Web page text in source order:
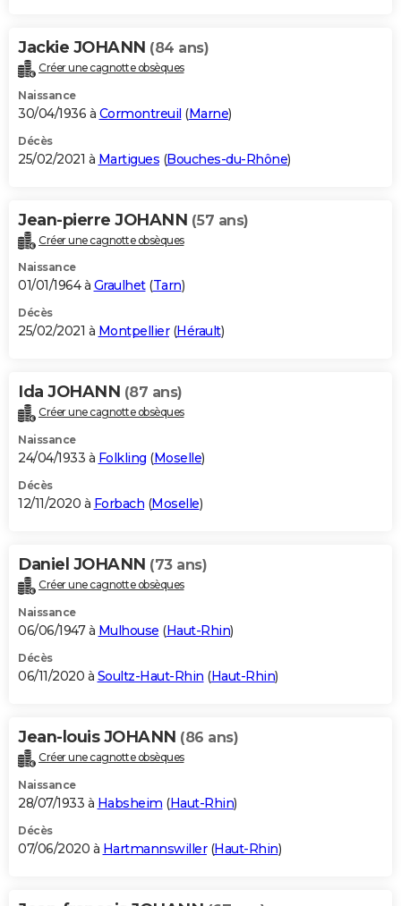
Jackie JOHANN (84 ans)
Créer une cagnotte obsèques
Naissance
30/04/1936 à Cormontreuil (Marne)
Décès
25/02/2021 à Martigues (Bouches-du-Rhône)
Jean-pierre JOHANN (57 ans)
Créer une cagnotte obsèques
Naissance
01/01/1964 à Graulhet(Tarn)
Décès
25/02/2021 à Montpellier(Hérault)
Ida JOHANN (87 ans)
Créer une cagnotte obsèques
Naissance
24/04/1933 à Folkling (Moselle)
Décès
12/11/2020 à Forbach (Moselle)
Daniel JOHANN (73 ans)
Créer une cagnotte obsèques
Naissance
06/06/1947 à Mulhouse (Haut-Rhin)
Décès
06/11/2020 à Soultz-Haut-Rhin (Haut-Rhin)
Jean-louis JOHANN (86 ans)
Créer une cagnotte obsèques
Naissance
28/07/1933 à Habsheim (Haut-Rhin)
Décès
07/06/2020 à Hartmannswiller(Haut-Rhin)